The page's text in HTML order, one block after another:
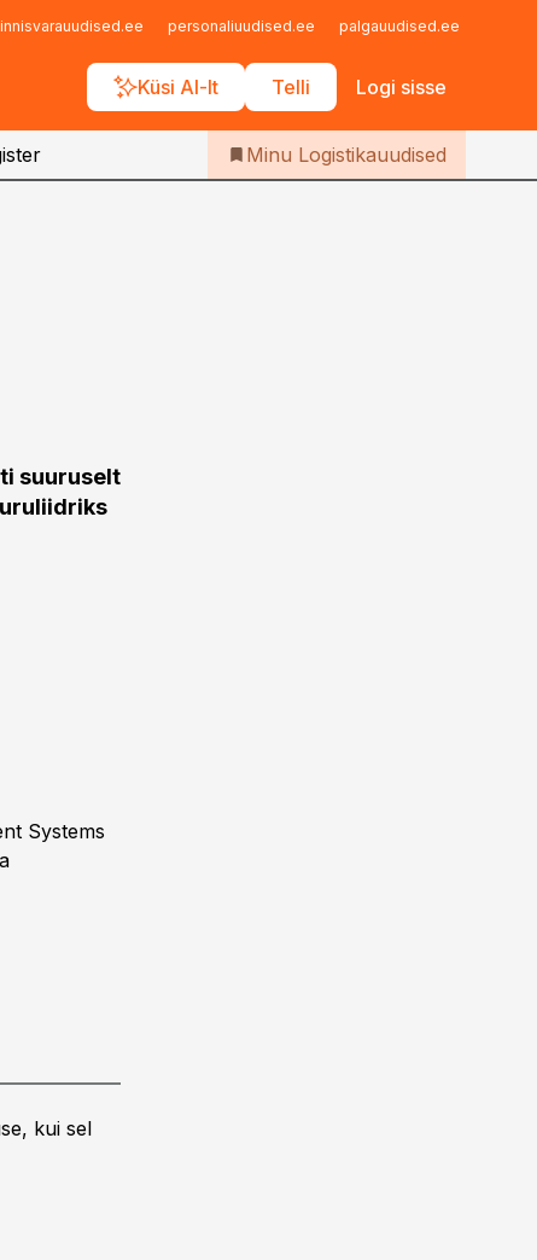
personaliuudised.ee palgauudised.ee
Küsi AI-lt Telli Logi sisse
Iseteenindus
Telli Logistikauudised
Minu Logistikauudised
suuruselt
Systems
kui sel